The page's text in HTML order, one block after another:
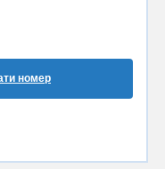
номер